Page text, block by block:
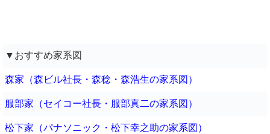
▼おすすめ家系図
森家（森ビル社長・森稔・森浩生の家系図）
服部家（セイコー社長・服部真二の家系図）
松下家（パナソニック・松下幸之助の家系図）